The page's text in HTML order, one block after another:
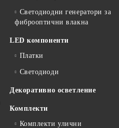
Светодиодни генератори за
фиброоптични влакна
LED компоненти
Платки
Светодиоди
Декоративно осветление
Комплекти
Комплекти улични